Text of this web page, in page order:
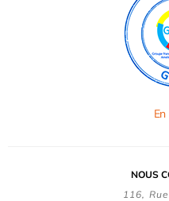
NOUS
116,